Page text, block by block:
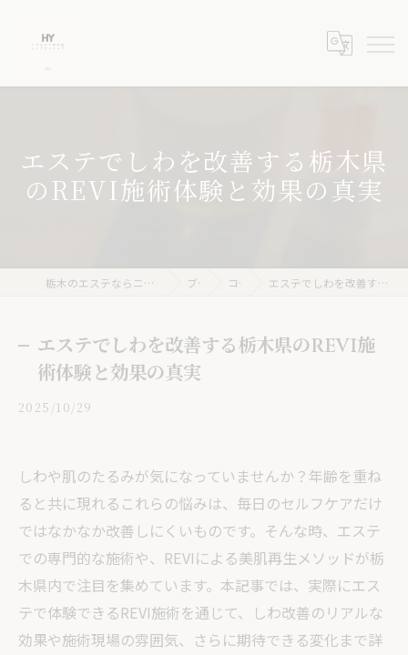
エステでしわを改善する栃木県
のREVI施術体験と効果の真実
栃木のエステならニキビケア専門店 ハーブピーリングHY ブログ コラム エステでしわを改善する栃木県のREVI施術体験と効果の真実
エステでしわを改善する栃木県のREVI施
術体験と効果の真実
2025/10/29
しわや肌のたるみが気になっていませんか？年齢を重ね
ると共に現れるこれらの悩みは、毎日のセルフケアだけ
ではなかなか改善しにくいものです。そんな時、エステ
での専門的な施術や、REVIによる美肌再生メソッドが栃
木県内で注目を集めています。本記事では、実際にエス
テで体験できるREVI施術を通じて、しわ改善のリアルな
効果や施術現場の雰囲気、さらに期待できる変化まで詳